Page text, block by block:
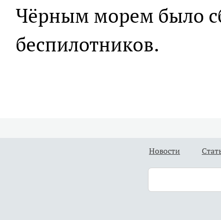
Чёрным морем было
беспилотников.
Новости